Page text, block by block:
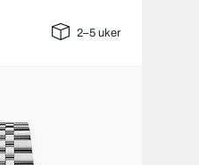
2–5 uker